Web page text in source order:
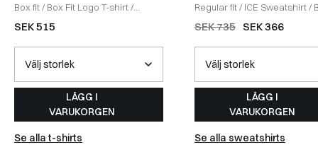
Box fit/ Box Fit Logo T-shirt/
WHITE
SEK 515
LÄGG I
VARUKORGEN
Se alla t-shirts
Regular fit/ ICE Sweatshirt/
SEK 735 SEK 366
LÄGG I
VARUKORGEN
Se alla sweatshirts